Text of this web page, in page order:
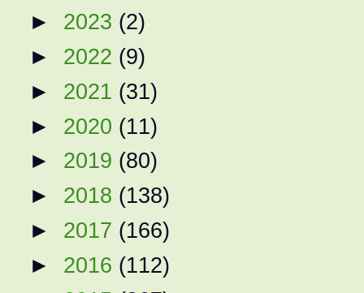
► 2023 (2)
► 2022 (9)
► 2021 (31)
► 2020 (11)
► 2019 (80)
► 2018 (138)
► 2017 (166)
► 2016 (112)